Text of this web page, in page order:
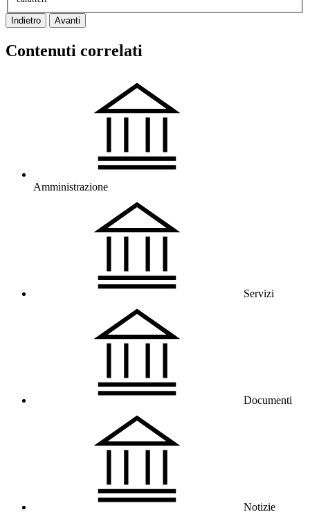
Indietro Avanti
Contenuti correlati
Amministrazione
Servizi
Documenti
Notizie